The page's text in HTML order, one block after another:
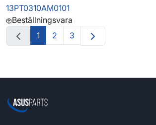
13PT0310AM0101
Beställningsvara
1
2 3